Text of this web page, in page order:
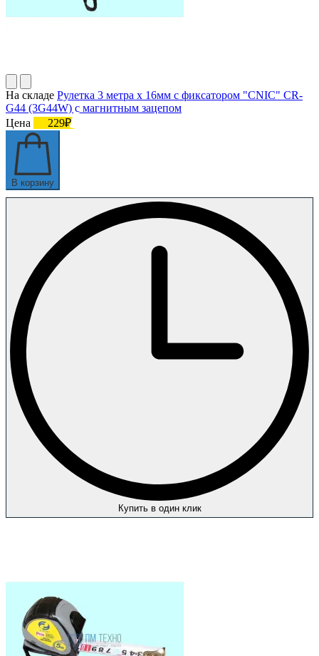
На складе Рулетка 3 метра х 16мм с фиксатором "CNIC" CR-
G44 (3G44W) с магнитным зацепом
Цена
229₽
В корзину
Купить в один клик